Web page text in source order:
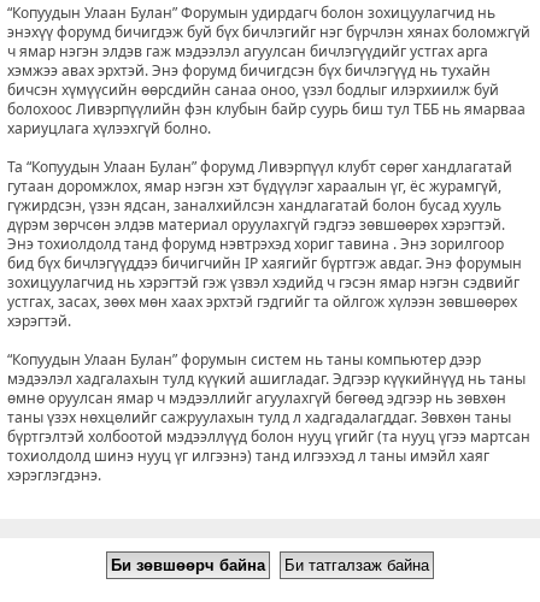
“Копуудын Улаан Булан” Форумын удирдагч болон зохицуулагчид нь
энэхүү форумд бичигдэж буй бүх бичлэгийг нэг бүрчлэн хянах боломжгүй
ч ямар нэгэн элдэв гаж мэдээлэл агуулсан бичлэгүүдийг устгах арга
хэмжээ авах эрхтэй. Энэ форумд бичигдсэн бүх бичлэгүүд нь тухайн
бичсэн хүмүүсийн өөрсдийн санаа оноо, үзэл бодлыг илэрхиилж буй
болохоос Ливэрпүүлийн фэн клубын байр суурь биш тул ТББ нь ямарваа
хариуцлага хүлээхгүй болно.
Та “Копуудын Улаан Булан” форумд Ливэрпүүл клубт сөрөг хандлагатай
гутаан доромжлох, ямар нэгэн хэт бүдүүлэг хараалын үг, ёс журамгүй,
гүжирдсэн, үзэн ядсан, заналхийлсэн хандлагатай болон бусад хууль
дүрэм зөрчсөн элдэв материал оруулахгүй гэдгээ зөвшөөрөх хэрэгтэй.
Энэ тохиолдолд танд форумд нэвтрэхэд хориг тавина . Энэ зорилгоор
бид бүх бичлэгүүддээ бичигчийн IP хаягийг бүртгэж авдаг. Энэ форумын
зохицуулагчид нь хэрэгтэй гэж үзвэл хэдийд ч гэсэн ямар нэгэн сэдвийг
устгах, засах, зөөх мөн хаах эрхтэй гэдгийг та ойлгож хүлээн зөвшөөрөх
хэрэгтэй.
“Копуудын Улаан Булан” форумын систем нь таны компьютер дээр
мэдээлэл хадгалахын тулд күүкий ашигладаг. Эдгээр күүкийнүүд нь таны
өмнө оруулсан ямар ч мэдээллийг агуулахгүй бөгөөд эдгээр нь зөвхөн
таны үзэх нөхцөлийг сажруулахын тулд л хадгадалагддаг. Зөвхөн таны
бүртгэлтэй холбоотой мэдээллүүд болон нууц үгийг (та нууц үгээ мартсан
тохиолдолд шинэ нууц үг илгээнэ) танд илгээхэд л таны имэйл хаяг
хэрэглэгдэнэ.